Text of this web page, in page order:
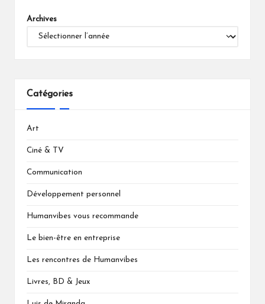
Archives
Catégories
Art
Ciné & TV
Communication
Développement personnel
Humanvibes vous recommande
Le bien-être en entreprise
Les rencontres de Humanvibes
Livres, BD & Jeux